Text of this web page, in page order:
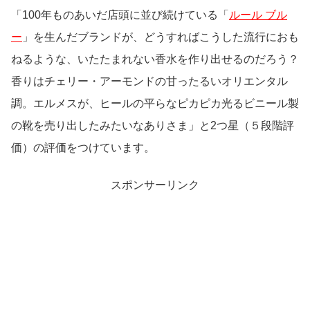
「100年ものあいだ店頭に並び続けている「 ルール ブル
ー 」を生んだブランドが、どうすればこうした流行におも
ねるような、いたたまれない香水を作り出せるのだろう？
香りはチェリー・アーモンドの甘ったるいオリエンタル
調。エルメスが、ヒールの平らなピカピカ光るビニール製
の靴を売り出したみたいなありさま」と2つ星（５段階評
価）の評価をつけています。
スポンサーリンク